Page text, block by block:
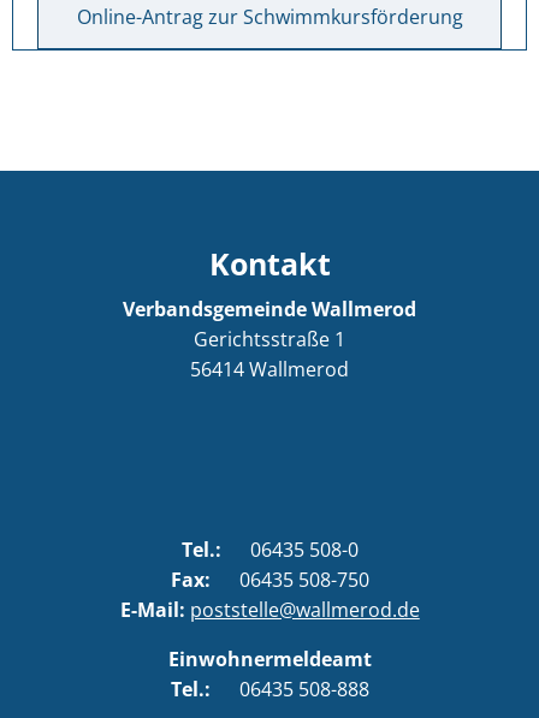
Online-Antrag zur Schwimmkursförderung
Kontakt
Verbandsgemeinde Wallmerod
Gerichtsstraße 1
56414Wallmerod
Tel.:
06435 508-0
Fax: 06435 508-750
E-Mail: poststelle@wallmerod.de
Einwohnermeldeamt
Tel.: 06435 508-888